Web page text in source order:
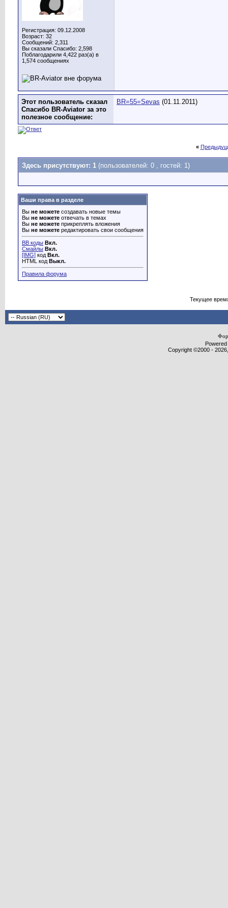
Регистрация: 09.12.2008
Возраст: 32
Сообщений: 2,311
Вы сказали Спасибо: 2,598
Поблагодарили 4,422 раз(а) в
1,574 сообщениях
Этот пользователь сказал
Спасибо BR-Aviator за это
полезное сообщение:
BR=55=Sevas (01.11.2011)
«
Здесь присутствуют: 1 (пользователей: 0 , гостей: 1)
Ваши права в разделе
Вы не можете создавать новые темы
Вы не можете отвечать в темах
Вы не можете прикреплять вложения
Вы не можете редактировать свои сообщения
BB коды Вкл.
Смайлы Вкл.
[IMG] код Вкл.
HTML код Выкл.
Правила форума
Текущее
Copyright ©2000 -